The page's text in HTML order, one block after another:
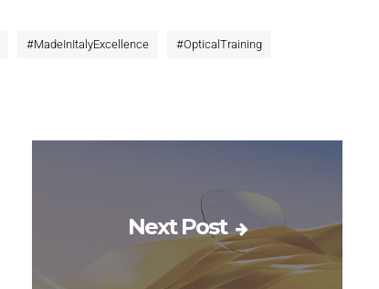
#MadeInItalyExcellence #OpticalTraining
Next Post